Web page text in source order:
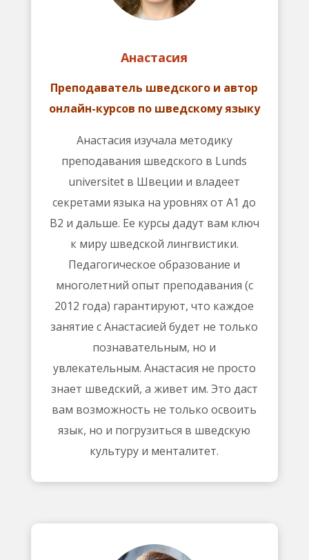
Анастасия
Преподаватель шведского и автор
онлайн-курсов по шведскому языку
Анастасия изучала методику
преподавания шведского в Lunds
universitet в Швеции и владеет
секретами языка на уровнях от А1 до
В2 и дальше. Ее курсы дадут вам ключ
к миру шведской лингвистики.
Педагогическое образование и
многолетний опыт преподавания (с
2012 года) гарантируют, что каждое
занятие с Анастасией будет не только
познавательным, но и
увлекательным. Анастасия не просто
знает шведский, а живет им. Это даст
вам возможность не только освоить
язык, но и погрузиться в шведскую
культуру и менталитет.